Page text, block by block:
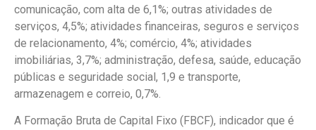
comunicação, com alta de 6,1%; outras atividades de
serviços, 4,5%; atividades financeiras, seguros e serviços
de relacionamento, 4%; comércio, 4%; atividades
imobiliárias, 3,7%; administração, defesa, saúde, educação
públicas e seguridade social, 1,9 e transporte,
armazenagem e correio, 0,7%.
A Formação Bruta de Capital Fixo (FBCF), indicador que é